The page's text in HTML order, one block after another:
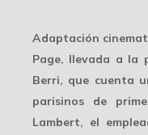
Adaptación
Page, llevada a la
Berri, que cuenta
parisinos de
Lambert, el